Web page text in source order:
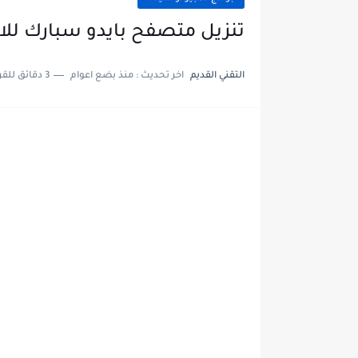
تنزيل متصفح بايدو سبارك
التقني القديم اخر تحديث : منذ بضع اعوام 3 دقائق للقراءة